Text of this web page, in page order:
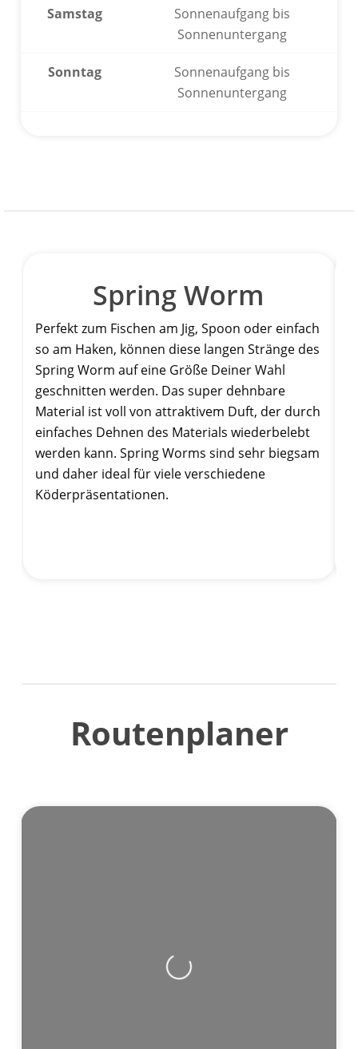
Samstag
Sonnenaufgang bis
Sonnenuntergang
Sonntag
Sonnenaufgang bis
Sonnenuntergang
Spring Worm
Perfekt zum Fischen am Jig, Spoon oder einfach
so am Haken, können diese langen Stränge des
Spring Worm auf eine Größe Deiner Wahl
geschnitten werden. Das super dehnbare
Material ist voll von attraktivem Duft, der durch
einfaches Dehnen des Materials wiederbelebt
werden kann. Spring Worms sind sehr biegsam
und daher ideal für viele verschiedene
Köderpräsentationen.
Routenplaner
Wird geladen …